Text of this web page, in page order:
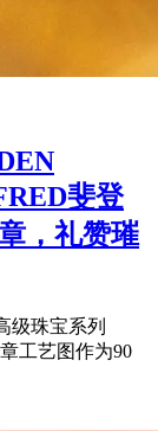
斐登
，礼赞璀
级珠宝系列
工艺图作为90